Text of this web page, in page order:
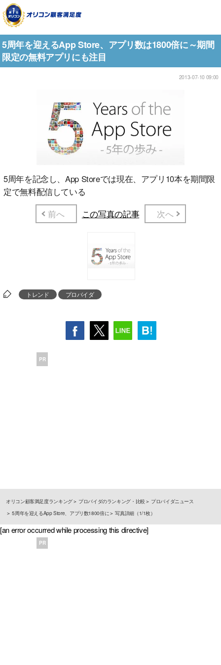
5周年を迎えるApp Store、アプリ数は1800倍に～期間
限定の無料アプリにも注目
2013-07-10 09:00
5周年を記念し、App Storeでは現在、アプリ10本を期間限
定で無料配信している
前へ
この写真の記事 次へ
トレンド プロバイダ
PR
オリコン顧客満足度ランキング プロバイダのランキング・比較
プロバイダニュース
5周年を迎えるApp Store、アプリ数1800倍に
写真詳細（1/1枚）
[an error occurred while processing this directive]
PR